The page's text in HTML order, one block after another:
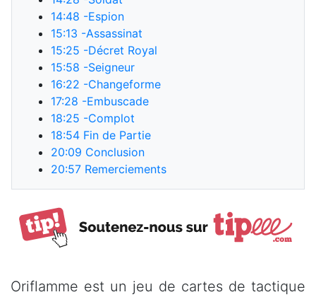
14:48 -Espion
15:13 -Assassinat
15:25 -Décret Royal
15:58 -Seigneur
16:22 -Changeforme
17:28 -Embuscade
18:25 -Complot
18:54 Fin de Partie
20:09 Conclusion
20:57 Remerciements
Oriflamme est un jeu de cartes de tactique